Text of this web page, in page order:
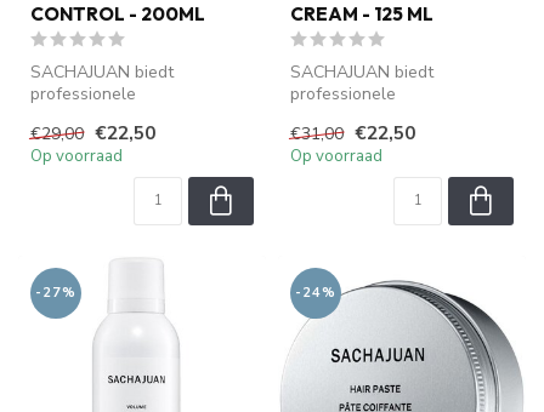
CONTROL - 200ML
SACHAJUAN biedt
professionele
Silk Technology. Verzorgt...
€29,00 €22,50
Op voorraad
CREAM - 125 ML
SACHAJUAN biedt
professionele
Silk Technology. Verzorgt...
€31,00 €22,50
Op voorraad
-27% -24%